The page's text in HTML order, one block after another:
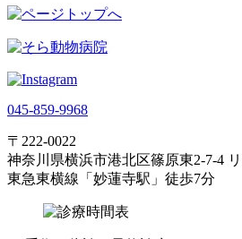
045-859-9968
〒222-0022
神奈川県横浜市港北区篠原東2-7-4
東急東横線「妙蓮寺駅」徒歩7分